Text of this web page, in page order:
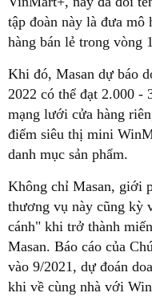
tập đoàn này là đưa
hàng bán lẻ trong vòng
Khi đó, Masan dự báo
2022 có thể đạt 2.000 -
mạng lưới cửa hàng
điểm siêu thị mini
danh mục sản phẩm.
Không chỉ Masan, giới
thương vụ này cũng kỳ
cánh" khi trở thành
Masan. Báo cáo của
vào 9/2021, dự đoán
khi về cùng nhà với